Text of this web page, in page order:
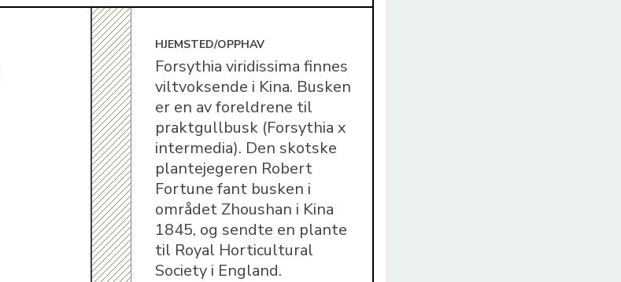
HJEMSTED/OPPHAV
Forsythia viridissima finnes
viltvoksende i Kina. Busken
er en av foreldrene til
praktgullbusk (Forsythia x
intermedia). Den skotske
plantejegeren Robert
Fortune fant busken i
området Zhoushan i Kina
1845, og sendte en plante
til Royal Horticultural
Society i England.